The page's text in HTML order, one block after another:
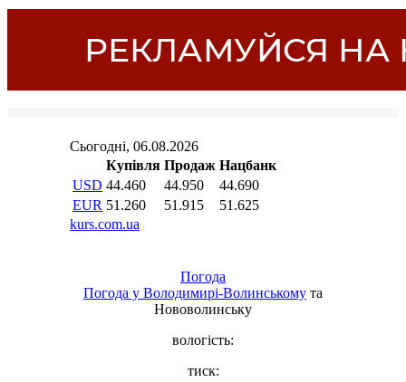
Погода
Погода у Володимирі-Волинському та
Нововолинську
вологість:
тиск: